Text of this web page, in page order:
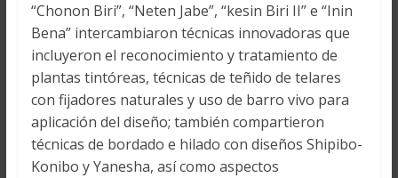
“Chonon Biri”, “Neten Jabe”, “kesin Biri II” e “Inin
Bena” intercambiaron técnicas innovadoras que
incluyeron el reconocimiento y tratamiento de
plantas tintóreas, técnicas de teñido de telares
con fijadores naturales y uso de barro vivo para
aplicación del diseño; también compartieron
técnicas de bordado e hilado con diseños Shipibo-
Konibo y Yanesha, así como aspectos